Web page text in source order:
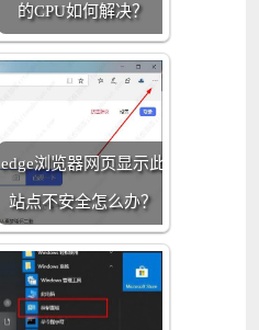
的CPU如何解决？
edge浏览器网页显示此
站点不安全怎么办？